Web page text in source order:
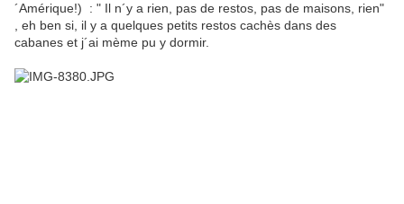
´Amérique!) : " Il n´y a rien, pas de restos, pas de maisons, rien"
, eh ben si, il y a quelques petits restos cachès dans des
cabanes et j´ai mème pu y dormir.